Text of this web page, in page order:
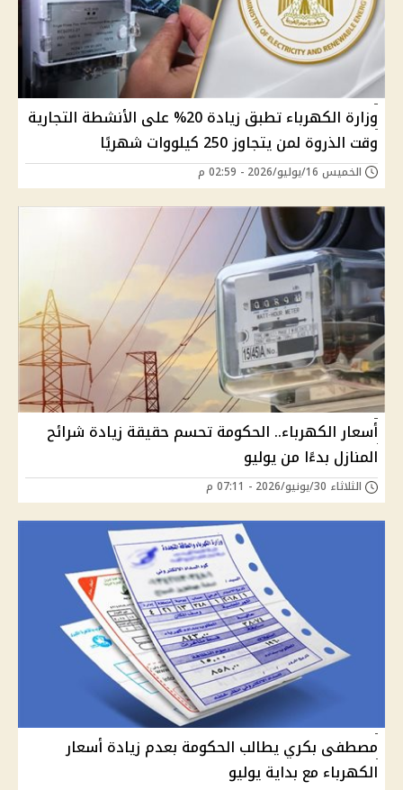
وزارة الكهرباء تطبق زيادة 20% على الأنشطة التجارية
وقت الذروة لمن يتجاوز 250 كيلووات شهريًا
الخميس 16/يوليو/2026 - 02:59 م
أسعار الكهرباء.. الحكومة تحسم حقيقة زيادة شرائح
المنازل بدءًا من يوليو
الثلاثاء 30/يونيو/2026 - 07:11 م
مصطفى بكري يطالب الحكومة بعدم زيادة أسعار
الكهرباء مع بداية يوليو